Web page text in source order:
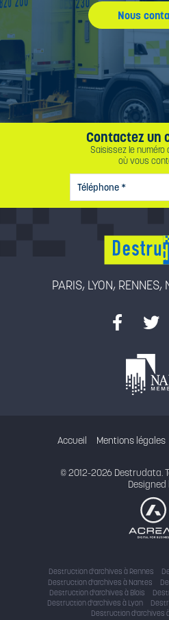
Nous
Contactez un
Saisissez le numéro
où vous
PARIS, LYON,
Accueil Mentions légales
© 2012-2026 Destrudata.
Designed
Destruction d'archives à Rennes
Destruction d'archives à Nantes
Destruction d'archives à Blois
Destruction d'archives à Lyon
Destruction d'archives